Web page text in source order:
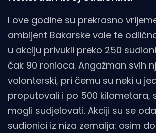
I ove godine su prekrasno
ambijent Bakarske vale te
u akciju privukli preko 250
čak 90 ronioca. Angažman svih
volonterski, pri čemu su neki u
proputovali i po 500 kilometara,
mogli sudjelovati. Akciji su se
sudionici iz niza zemalja: osim